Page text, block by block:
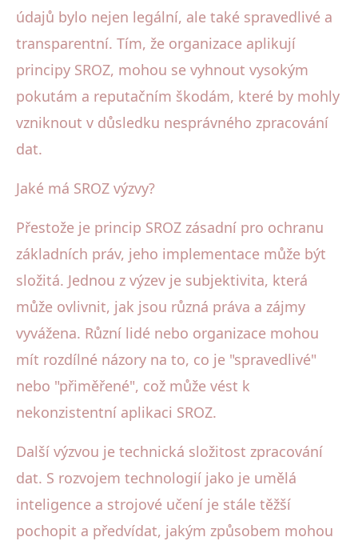
údajů bylo nejen legální, ale také spravedlivé a
transparentní. Tím, že organizace aplikují
principy SROZ, mohou se vyhnout vysokým
pokutám a reputačním škodám, které by mohly
vzniknout v důsledku nesprávného zpracování
dat.
Jaké má SROZ výzvy?
Přestože je princip SROZ zásadní pro ochranu
základních práv, jeho implementace může být
složitá. Jednou z výzev je subjektivita, která
může ovlivnit, jak jsou různá práva a zájmy
vyvážena. Různí lidé nebo organizace mohou
mít rozdílné názory na to, co je "spravedlivé"
nebo "přiměřené", což může vést k
nekonzistentní aplikaci SROZ.
Další výzvou je technická složitost zpracování
dat. S rozvojem technologií jako je umělá
inteligence a strojové učení je stále těžší
pochopit a předvídat, jakým způsobem mohou